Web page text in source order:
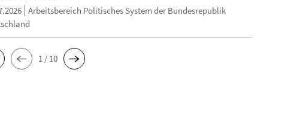
Arbeitsbereich Politisches System der Bundesrepublik
1 / 10